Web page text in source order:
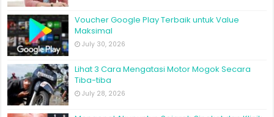
Voucher Google Play Terbaik untuk Value
Maksimal
July 30, 2026
Lihat 3 Cara Mengatasi Motor Mogok Secara
Tiba-tiba
July 28, 2026